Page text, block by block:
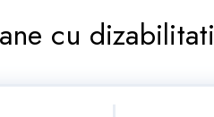
cu dizabilitati